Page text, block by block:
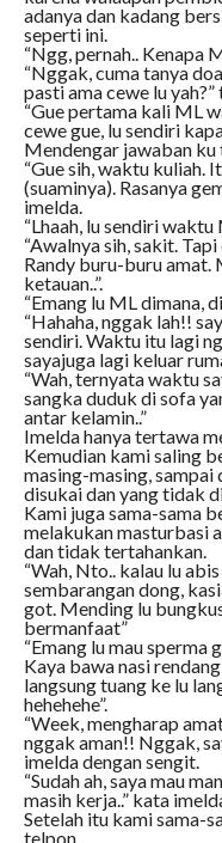
adanya dan kadang
seperti ini.
“Ngg, pernah.. Kenapa
“Nggak, cuma tanya
pasti ama cewe lu
“Gue pertama kali ML
cewe gue, lu sendiri
Mendengar jawaban
“Gue sih, waktu kuliah.
(suaminya). Rasanya
imelda.
“Lhaah, lu sendiri
“Awalnya sih, sakit.
Randy buru-buru
ketauan..”.
“Emang lu ML dimana,
“Hahaha, nggak lah!!
sendiri. Waktu itu lagi
sayajuga lagi keluar
“Wah, ternyata waktu
sangka duduk di sofa
antar kelamin..”
Imelda hanya tertawa
Kemudian kami saling
masing-masing, sampai
disukai dan yang tidak
Kami juga sama-sama
melakukan masturbasi
dan tidak tertahankan.
“Wah, Nto.. kalau lu
sembarangan dong,
got. Mending lu
bermanfaat”
“Emang lu mau sperma
Kaya bawa nasi
langsung tuang ke lu
hehehehe”.
“Week, mengharap
nggak aman!! Nggak,
imelda dengan sengit.
“Sudah ah, saya mau
masih kerja..” kata
Setelah itu kami sama-
telpon.